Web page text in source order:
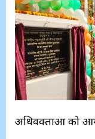
अधिवक्ताओं को